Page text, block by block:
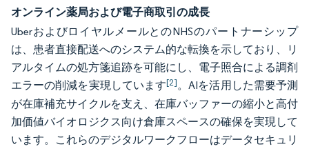
オンライン薬局および電子商取引の成長
UberおよびロイヤルメールとのNHSのパートナーシップ
は、患者直接配送へのシステム的な転換を示しており、リ
アルタイムの処方箋追跡を可能にし、電子照合による調剤
エラーの削減を実現しています[2]。AIを活用した需要予測
が在庫補充サイクルを支え、在庫バッファーの縮小と高付
加価値バイオロジクス向け倉庫スペースの確保を実現して
います。これらのデジタルワークフローはデータセキュリ